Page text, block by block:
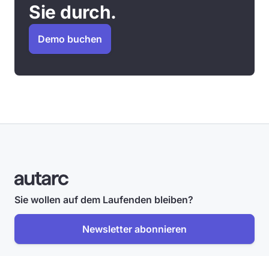
Sie durch.
Demo buchen
Sie wollen auf dem Laufenden bleiben?
Newsletter abonnieren